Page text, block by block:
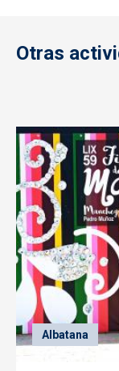
Otras
Albatana